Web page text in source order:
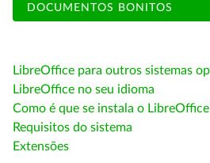
DOCUMENTOS BONITOS
LibreOffice para outros sistemas
LibreOffice no seu idioma
Como é que se instala o
Requisitos do sistema
Extensões